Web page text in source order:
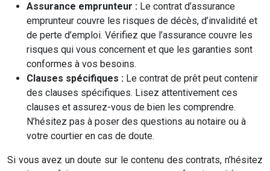
Assurance emprunteur : Le contrat d’assurance
emprunteur couvre les risques de décès, d’invalidité et
de perte d’emploi. Vérifiez que l’assurance couvre les
risques qui vous concernent et que les garanties sont
conformes à vos besoins.
Clauses spécifiques : Le contrat de prêt peut contenir
des clauses spécifiques. Lisez attentivement ces
clauses et assurez-vous de bien les comprendre.
N’hésitez pas à poser des questions au notaire ou à
votre courtier en cas de doute.
Si vous avez un doute sur le contenu des contrats, n’hésitez